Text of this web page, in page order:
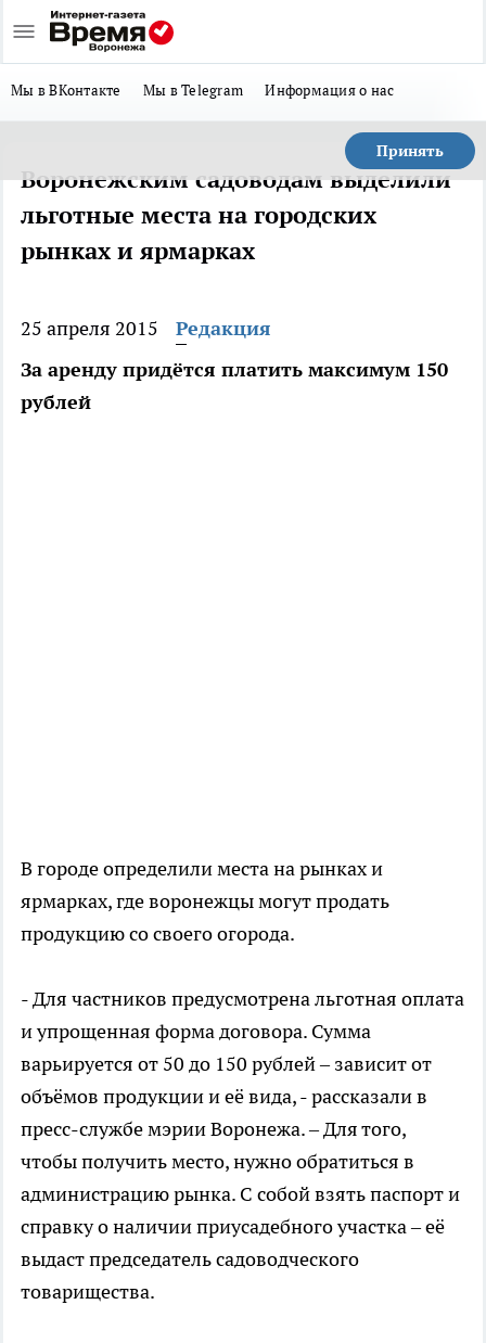
Мы в ВКонтакте Мы в Telegram Информация о нас
Принять
Воронежским садоводам выделили
льготные места на городских
рынках и ярмарках
25 апреля 2015
Редакция
За аренду придётся платить максимум 150
рублей
В городе определили места на рынках и
ярмарках, где воронежцы могут продать
продукцию со своего огорода.
- Для частников предусмотрена льготная оплата
и упрощенная форма договора. Сумма
варьируется от 50 до 150 рублей – зависит от
объёмов продукции и её вида, - рассказали в
пресс-службе мэрии Воронежа. – Для того,
чтобы получить место, нужно обратиться в
администрацию рынка. С собой взять паспорт и
справку о наличии приусадебного участка – её
выдаст председатель садоводческого
товарищества.